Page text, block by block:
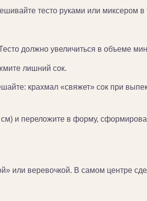
тесто руками или миксером в
должно увеличиться в объеме
лишний сок.
крахмал «свяжет» сок при
см) и переложите в форму,
или веревочкой. В самом центре